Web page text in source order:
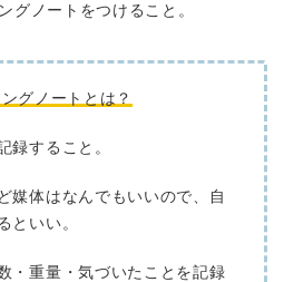
グノートをつけること。
ングノートとは？
録すること。
媒体はなんでもいいので、自
といい。
・重量・気づいたことを記録